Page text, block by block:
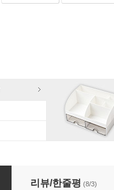
리뷰/한줄평 (8/3)